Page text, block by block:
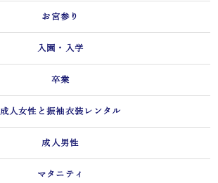
お宮参り
入園・入学
卒業
成人女性と振袖衣装レンタル
成人男性
マタニティ